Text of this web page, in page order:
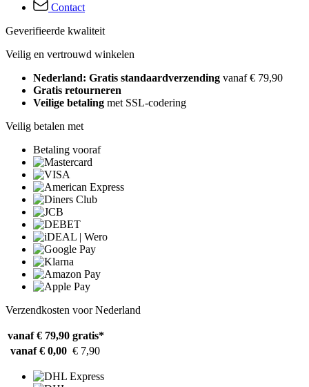
Contact
Geverifieerde kwaliteit
Veilig en vertrouwd winkelen
Nederland: Gratis standaardverzending vanaf € 79,90
Gratis retourneren
Veilige betaling met SSL-codering
Veilig betalen met
Betaling vooraf
Verzendkosten voor Nederland
vanaf € 79,90 gratis*
vanaf € 0,00 € 7,90